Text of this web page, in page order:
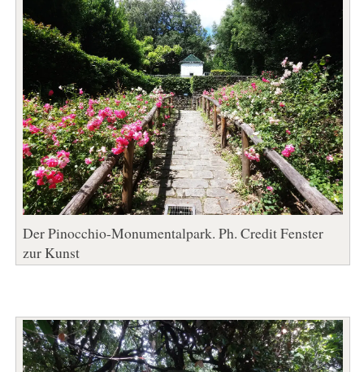
Der Pinocchio-Monumentalpark. Ph. Credit Fenster
zur Kunst